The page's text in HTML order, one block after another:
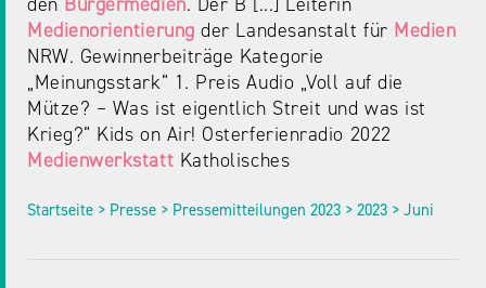
den Bürgermedien. Der B [...] Leiterin
Medienorientierung der Landesanstalt für Medien
NRW. Gewinnerbeiträge Kategorie
„Meinungsstark“ 1. Preis Audio „Voll auf die
Mütze? – Was ist eigentlich Streit und was ist
Krieg?“ Kids on Air! Osterferienradio 2022
Medienwerkstatt Katholisches
Startseite > Presse > Pressemitteilungen 2023 > 2023 > Juni